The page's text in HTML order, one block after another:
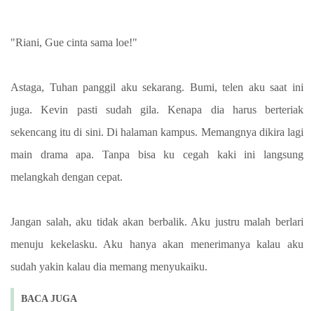
"Riani, Gue cinta sama loe!"
Astaga, Tuhan panggil aku sekarang. Bumi, telen aku saat ini
juga. Kevin pasti sudah gila. Kenapa dia harus berteriak
sekencang itu di sini. Di halaman kampus. Memangnya dikira lagi
main drama apa. Tanpa bisa ku cegah kaki ini langsung
melangkah dengan cepat.
Jangan salah, aku tidak akan berbalik. Aku justru malah berlari
menuju kekelasku. Aku hanya akan menerimanya kalau aku
sudah yakin kalau dia memang menyukaiku.
BACA JUGA